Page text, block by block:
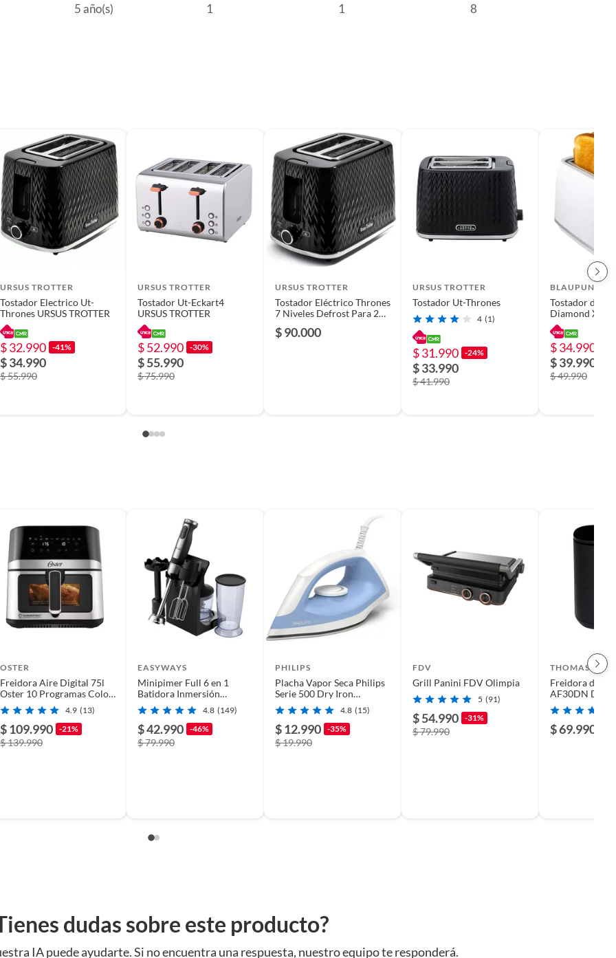
5 año(s) 1 1 8
URSUS TROTTER
Tostador Electrico Ut-
Thrones URSUS TROTTER
$ 32.990 -41%
$ 34.990
$ 55.990
URSUS TROTTER
Tostador Ut-Eckart4
URSUS TROTTER
$ 52.990 -30%
$ 55.990
$ 75.990
URSUS TROTTER
Tostador Eléctrico Thrones
7 Niveles Defrost Para 2
$ 90.000
URSUS TROTTER
Tostador Ut-Thrones
4 (1)
$ 31.990 -24%
$ 33.990
$ 41.990
BLAUPUNKT
Tostador de
Diamond XL
3en1
$ 34.990
$ 39.990
$ 49.990
OSTER
Freidora Aire Digital 75l
Oster 10 Programas Color
Gris
4.9 (13)
$ 109.990 -21%
$ 139.990
EASYWAYS
Minipimer Full 6 en 1
Batidora Inmersión
Picadora EasyWays
4.8 (149)
$ 42.990 -46%
$ 79.990
PHILIPS
Placha Vapor Seca Philips
Serie 500 Dry Iron
DST0520/20 Azul4.8 (15)
$ 12.990 -35%
$ 19.990
FDV
Grill Panini FDV Olimpia
5 (91)
$ 54.990 -31%
$ 79.990
THOMAS
Freidora de
AF30DN
de 3,0 lts
$ 69.990
dudas sobre este producto?
IA puede ayudarte. Si no encuentra una respuesta, nuestro equipo te responderá.